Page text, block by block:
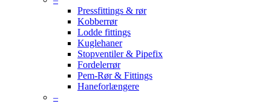
Pressfittings & rør
Kobberrør
Lodde fittings
Kuglehaner
Stopventiler & Pipefix
Fordelerrør
Pem-Rør & Fittings
Haneforlængere
–